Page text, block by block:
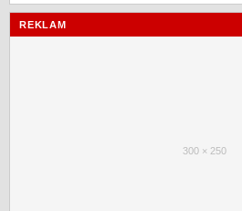
REKLAM
300 × 250